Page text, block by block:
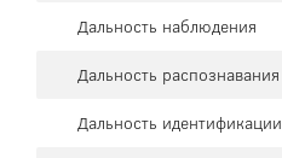
Дальность наблюдения
Дальность распознавания
Дальность идентификации